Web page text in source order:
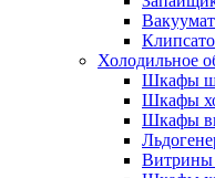
Холодильное
Шкафы
Шкафы
Шкафы
Витрины